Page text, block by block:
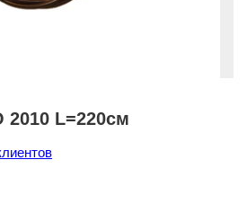
2010 L=220см